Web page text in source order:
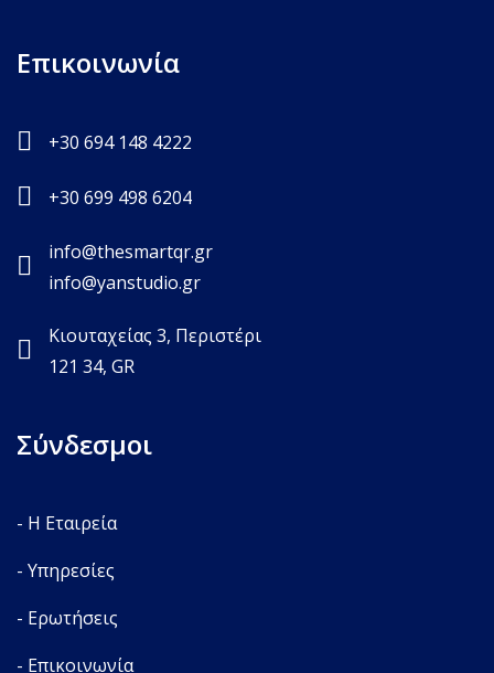
Επικοινωνία
+30 694 148 4222
+30 699 498 6204
info@thesmartqr.gr
info@yanstudio.gr
Κιουταχείας 3, Περιστέρι
121 34, GR
Σύνδεσμοι
- Η Εταιρεία
- Υπηρεσίες
- Ερωτήσεις
- Επικοινωνία